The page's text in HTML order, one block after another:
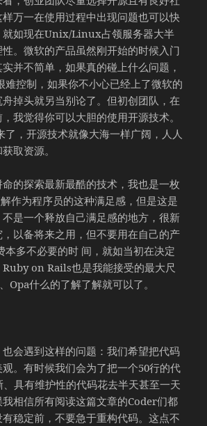
万一在使用过程中出现问题也可以快
就如现在Unix/Linux占领服务器大半
。微软的产品虽然刚开始的时候入门
并不简单，如果真的碰上什么问题，
难控制，如果你不小心已经上了微软的
掉头就另当别论了。但初创团队，在
我觉得你可以大胆的使用开源技术。
了，开源技术就像大海一样广阔，人人
取资源。
的探索最新最酷的技术，我也是一枚
作为程序员的这种满足感，但是这是
是一个释放自己满足感的地方，很新
以备将来之用，但不要用在自己的产
本多不必要的时 间，就如当初在决定
on Rails也是我能接受的最大尺
Opa什么的了解了解就可以了。
会遇到这样的问题：我们希望把代码
。有时候我们会为了把一个50行的代
具有维护性的代码花去半天甚至一天
相信所有阅读这篇文章的Coder们都
稳定前，不要急于重构代码。这点不